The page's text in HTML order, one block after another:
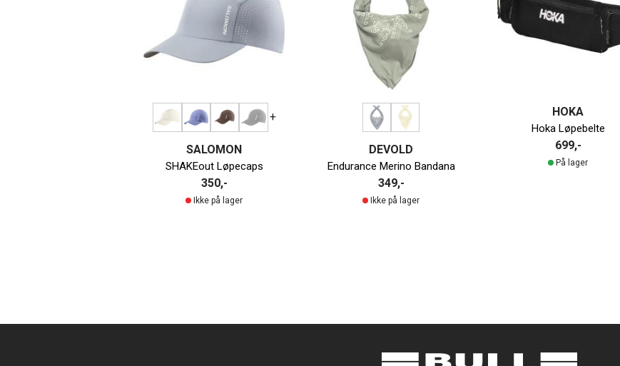
+
SALOMON
SHAKEout Løpecaps
350,-
Ikke på lager
DEVOLD
Endurance Merino Bandana
349,-
Ikke på lager
HOKA
Hoka Løpebelte
699,-
På lager